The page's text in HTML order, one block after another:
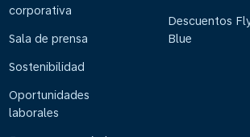
corporativa
Sala de prensa
Sostenibilidad
Oportunidades
laborales
Descuentos
Blue